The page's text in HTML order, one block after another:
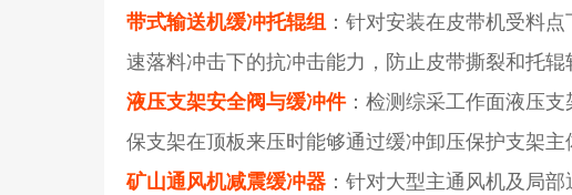
带式输送机缓冲托辊组 ：针对安装在皮带机受料
速落料冲击下的抗冲击能力，防止皮带撕裂和托辊
液压支架安全阀与缓冲件：检测综采工作面液压
保支架在顶板来压时能够通过缓冲卸压保护支架主
矿山通风机减震缓冲器 ：针对大型主通风机及局